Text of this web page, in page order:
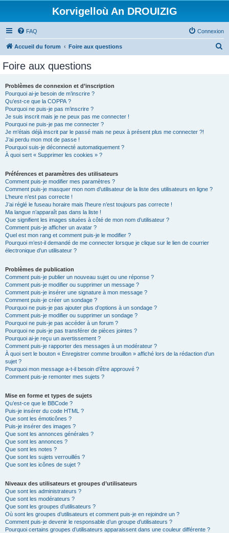
Korvigelloù An DROUIZIG
FAQ Connexion
Accueil du forum Foire aux questions
Foire aux questions
Problèmes de connexion et d’inscription
Pourquoi ai-je besoin de m’inscrire ?
Qu’est-ce que la COPPA ?
Pourquoi ne puis-je pas m’inscrire ?
Je suis inscrit mais je ne peux pas me connecter !
Pourquoi ne puis-je pas me connecter ?
Je m’étais déjà inscrit par le passé mais ne peux à présent plus me connecter ?!
J’ai perdu mon mot de passe !
Pourquoi suis-je déconnecté automatiquement ?
À quoi sert « Supprimer les cookies » ?
Préférences et paramètres des utilisateurs
Comment puis-je modifier mes paramètres ?
Comment puis-je masquer mon nom d’utilisateur de la liste des utilisateurs en ligne ?
L’heure n’est pas correcte !
J’ai réglé le fuseau horaire mais l’heure n’est toujours pas correcte !
Ma langue n’apparaît pas dans la liste !
Que signifient les images situées à côté de mon nom d’utilisateur ?
Comment puis-je afficher un avatar ?
Quel est mon rang et comment puis-je le modifier ?
Pourquoi m’est-il demandé de me connecter lorsque je clique sur le lien de courrier
électronique d’un utilisateur ?
Problèmes de publication
Comment puis-je publier un nouveau sujet ou une réponse ?
Comment puis-je modifier ou supprimer un message ?
Comment puis-je insérer une signature à mon message ?
Comment puis-je créer un sondage ?
Pourquoi ne puis-je pas ajouter plus d’options à un sondage ?
Comment puis-je modifier ou supprimer un sondage ?
Pourquoi ne puis-je pas accéder à un forum ?
Pourquoi ne puis-je pas transférer de pièces jointes ?
Pourquoi ai-je reçu un avertissement ?
Comment puis-je rapporter des messages à un modérateur ?
À quoi sert le bouton « Enregistrer comme brouillon » affiché lors de la rédaction d’un
sujet ?
Pourquoi mon message a-t-il besoin d’être approuvé ?
Comment puis-je remonter mes sujets ?
Mise en forme et types de sujets
Qu’est-ce que le BBCode ?
Puis-je insérer du code HTML ?
Que sont les émoticônes ?
Puis-je insérer des images ?
Que sont les annonces générales ?
Que sont les annonces ?
Que sont les notes ?
Que sont les sujets verrouillés ?
Que sont les icônes de sujet ?
Niveaux des utilisateurs et groupes d’utilisateurs
Que sont les administrateurs ?
Que sont les modérateurs ?
Que sont les groupes d’utilisateurs ?
Où sont les groupes d’utilisateurs et comment puis-je en rejoindre un ?
Comment puis-je devenir le responsable d’un groupe d’utilisateurs ?
Pourquoi certains groupes d’utilisateurs apparaissent dans une couleur différente ?